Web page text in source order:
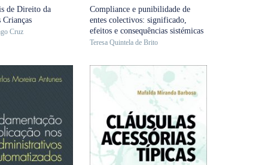
preço
atual
de Direito da
Crianças
Cruz
preço
original
era:
preço
atual
é:
Compliance e punibilidade de
entes colectivos: significado,
efeitos e consequências sistémicas
Teresa Quintela de Brito